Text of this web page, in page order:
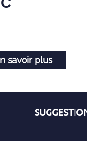
savoir plus